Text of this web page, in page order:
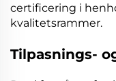
certificering i
kvalitetsrammer.
Tilpasnings-